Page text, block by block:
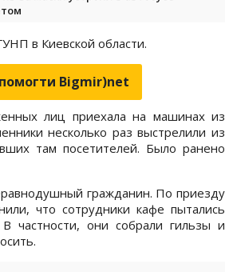
в Киевской области.
Bigmir)net
лиц приехала на машинах из
несколько раз выстрелили из
там посетителей. Было ранено
гражданин. По приезду
что сотрудники кафе пытались
частности, они собрали гильзы и